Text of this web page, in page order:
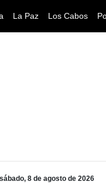
La Paz Los Cabos
8 de agosto de 2026